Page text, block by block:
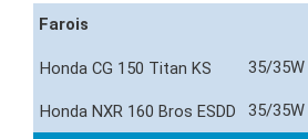
Farois
35/35W
35/35W